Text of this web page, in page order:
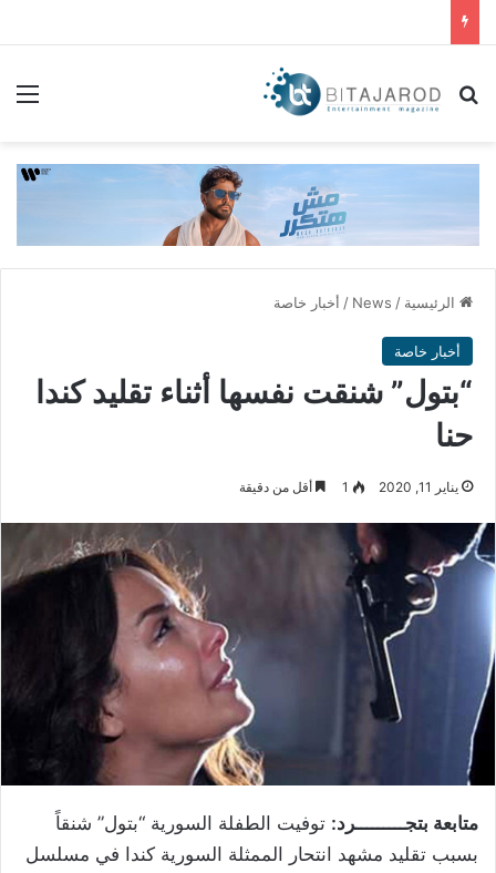
بحث عن
الرئيسية /
News
/ أخبار خاصة
أخبار خاصة
“بتول” شنقت نفسها أثناء تقليد كندا
حنا
يناير 11, 2020 1 أقل من دقيقة
متابعة بتجـــــــــرد: توفيت الطفلة السورية “بتول” شنقاً
بسبب تقليد مشهد انتحار الممثلة السورية كندا في مسلسل